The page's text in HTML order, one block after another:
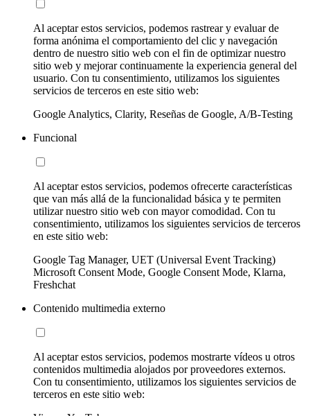
Al aceptar estos servicios, podemos rastrear y evaluar de
forma anónima el comportamiento del clic y navegación
dentro de nuestro sitio web con el fin de optimizar nuestro
sitio web y mejorar continuamente la experiencia general del
usuario. Con tu consentimiento, utilizamos los siguientes
servicios de terceros en este sitio web:
Google Analytics, Clarity, Reseñas de Google, A/B-Testing
Funcional
Al aceptar estos servicios, podemos ofrecerte características
que van más allá de la funcionalidad básica y te permiten
utilizar nuestro sitio web con mayor comodidad. Con tu
consentimiento, utilizamos los siguientes servicios de terceros
en este sitio web:
Google Tag Manager, UET (Universal Event Tracking)
Microsoft Consent Mode, Google Consent Mode, Klarna,
Freshchat
Contenido multimedia externo
Al aceptar estos servicios, podemos mostrarte vídeos u otros
contenidos multimedia alojados por proveedores externos.
Con tu consentimiento, utilizamos los siguientes servicios de
terceros en este sitio web: